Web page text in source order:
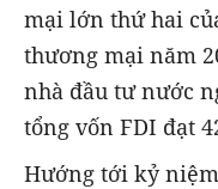
mại lớn thứ hai
thương mại năm
nhà đầu tư nước
tổng vốn FDI đạt
Hướng tới kỷ